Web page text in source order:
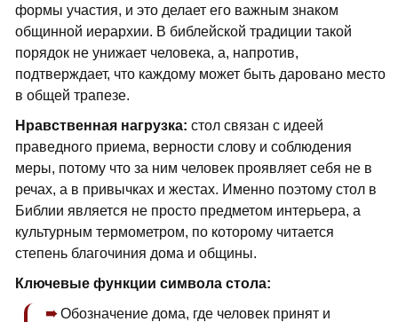
формы участия, и это делает его важным знаком
общинной иерархии. В библейской традиции такой
порядок не унижает человека, а, напротив,
подтверждает, что каждому может быть даровано место
в общей трапезе.
Нравственная нагрузка: стол связан с идеей
праведного приема, верности слову и соблюдения
меры, потому что за ним человек проявляет себя не в
речах, а в привычках и жестах. Именно поэтому стол в
Библии является не просто предметом интерьера, а
культурным термометром, по которому читается
степень благочиния дома и общины.
Ключевые функции символа стола:
Обозначение дома, где человек принят и